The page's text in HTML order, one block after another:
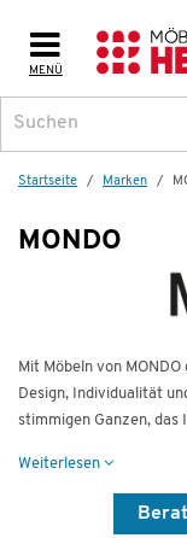
MENÜ
Startseite Marken
MONDO
Mit Möbeln von
Design, Individualität
stimmigen Ganzen, das
Weiterlesen